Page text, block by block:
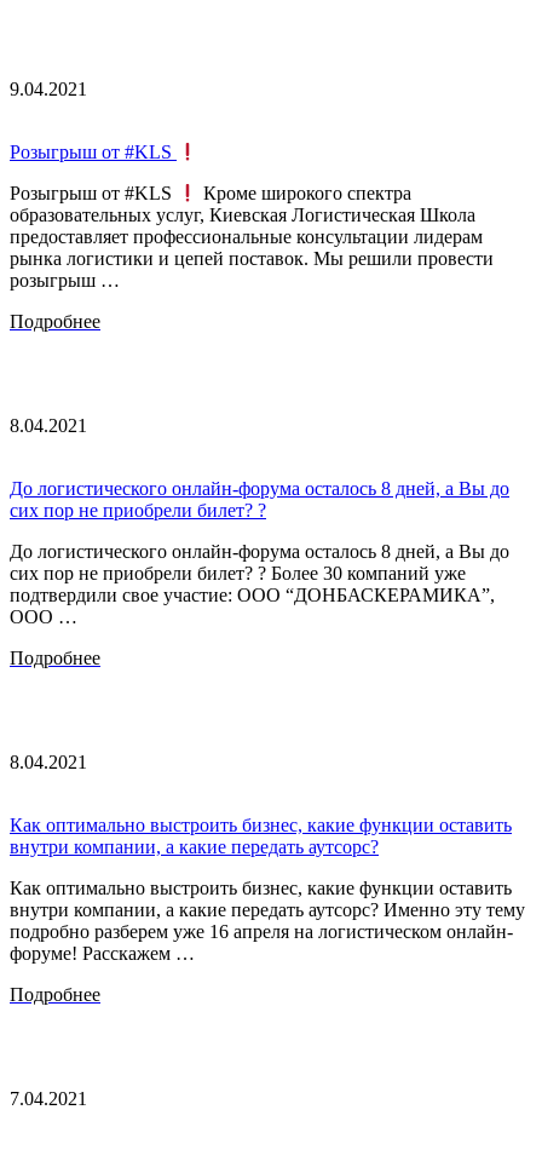
9.04.2021
Розыгрыш от #KLS
Розыгрыш от #KLS
Кроме широкого спектра
образовательных услуг, Киевская Логистическая Школа
предоставляет профессиональные консультации лидерам
рынка логистики и цепей поставок. Мы решили провести
розыгрыш …
Подробнее
8.04.2021
До логистического онлайн-форума осталось 8 дней, а Вы до
сих пор не приобрели билет? ?
До логистического онлайн-форума осталось 8 дней, а Вы до
сих пор не приобрели билет? ? Более 30 компаний уже
подтвердили свое участие: ООО “ДОНБАСКЕРАМИКА”,
ООО …
Подробнее
8.04.2021
Как оптимально выстроить бизнес, какие функции оставить
внутри компании, а какие передать аутсорс?
Как оптимально выстроить бизнес, какие функции оставить
внутри компании, а какие передать аутсорс? Именно эту тему
подробно разберем уже 16 апреля на логистическом онлайн-
форуме! Расскажем …
Подробнее
7.04.2021